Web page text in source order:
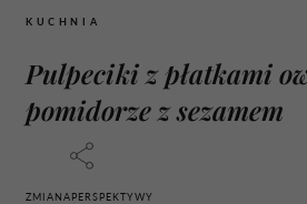
KUCHNIA
Pulpeciki z płatkami
pomidorze z sezamem
ZMIANAPERSPEKTYWY